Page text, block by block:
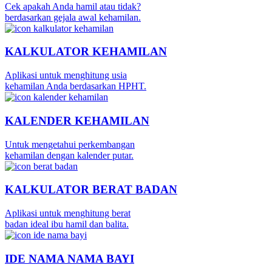
Cek apakah Anda hamil atau tidak?
berdasarkan gejala awal kehamilan.
KALKULATOR KEHAMILAN
Aplikasi untuk menghitung usia
kehamilan Anda berdasarkan HPHT.
KALENDER KEHAMILAN
Untuk mengetahui perkembangan
kehamilan dengan kalender putar.
KALKULATOR BERAT BADAN
Aplikasi untuk menghitung berat
badan ideal ibu hamil dan balita.
IDE NAMA NAMA BAYI